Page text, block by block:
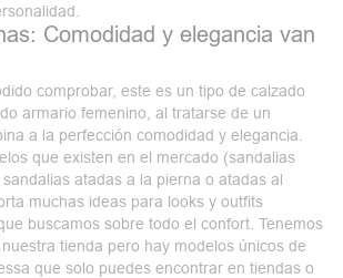
Comodidad y elegancia van
comprobar, este es un tipo de calzado
armario femenino, al tratarse de un
a la perfeccióncomodidad y elegancia
que existen en el mercado (sandalias
atadas a la pierna o atadas al
muchas ideas para looks y outfits
que buscamos sobre todo el confort. Tenemos
tienda pero hay modelos únicos de
que solo puedes encontrar en tiendas o